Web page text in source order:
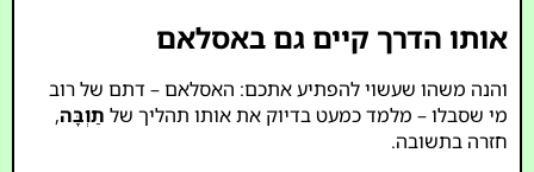
אותו הדרך קיים גם באסלאם
והנה משהו שעשוי להפתיע אתכם: האסלאם – דתם של רוב
מי שסבלו – מלמד כמעט בדיוק את אותו תהליך של תַוְבָּה,
חזרה בתשובה.